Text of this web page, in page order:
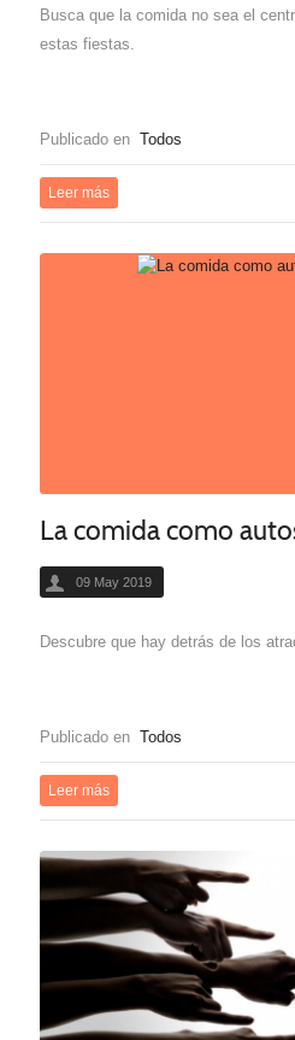
Busca que la comida no sea el
estas fiestas.
Publicado en Todos
Leer más
La comida como
09 May 2019
Descubre que hay detrás de los
Publicado en Todos
Leer más